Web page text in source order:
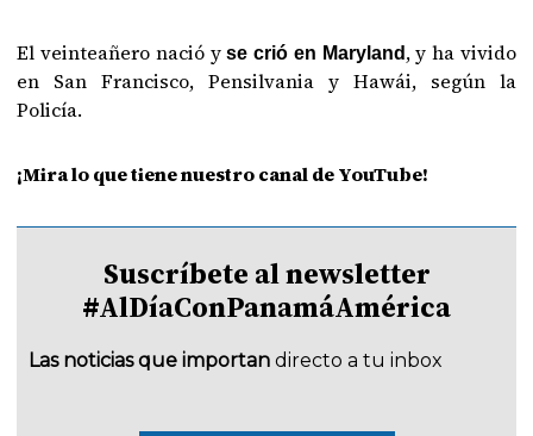
El veinteañero nació yse crió en Maryland , y ha vivido
en San Francisco, Pensilvania y Hawái, según la
Policía.
¡Mira lo que tiene nuestro canal de YouTube!
Suscríbete al newsletter
#AlDíaConPanamáAmérica
Las noticias que importan directo a tu inbox